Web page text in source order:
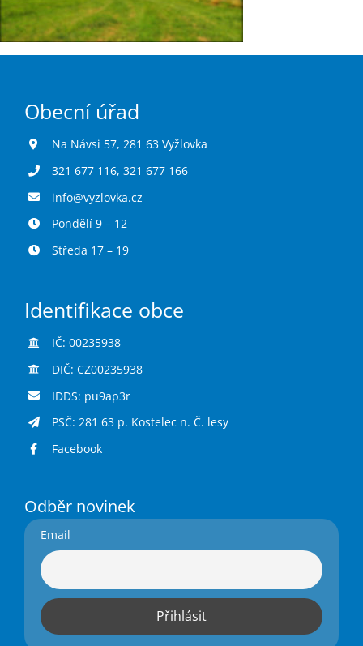
Obecní úřad
Na Návsi 57, 281 63 Vyžlovka
321 677 116, 321 677 166
info@vyzlovka.cz
Pondělí 9 – 12
Středa 17 – 19
Identifikace obce
IČ: 00235938
DIČ: CZ00235938
IDDS: pu9ap3r
PSČ: 281 63 p. Kostelec n. Č. lesy
Facebook
Odběr novinek
Email